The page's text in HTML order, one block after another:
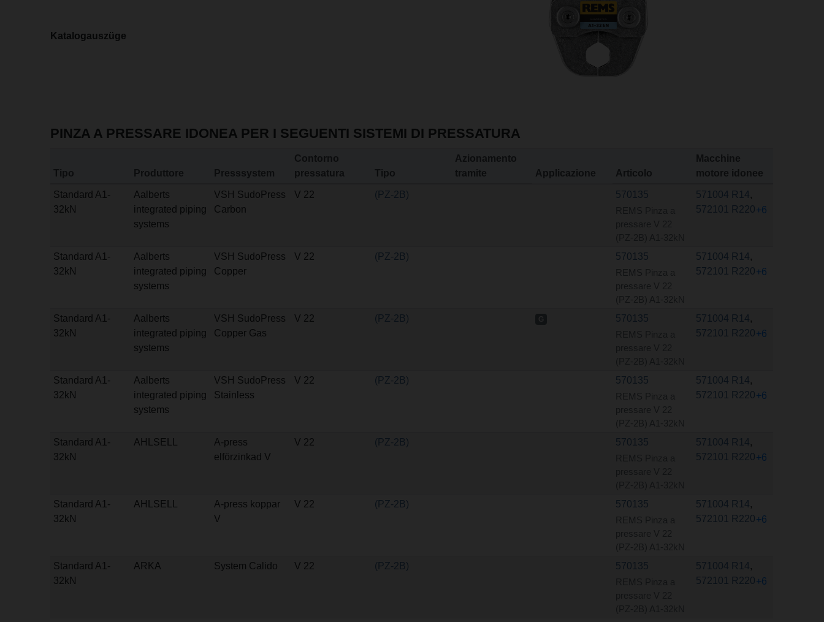
Katalogauszüge
PINZA A PRESSARE IDONEA PER I SEGUENTI SISTEMI DI PRESSATURA
Tipo Produttore Presssystem
Contorno
pressatura
Tipo
Azionamento
tramite
Applicazione Articolo
Macchine
motore idonee
Standard A1-
32kN
Aalberts
integrated piping
systems
VSH SudoPress
Carbon
V 22 (PZ-2B) 570135 571004 R14,
572101 R220+6
Standard A1-
32kN
Aalberts
integrated piping
systems
VSH SudoPress
Copper
V 22 (PZ-2B) 570135 571004 R14,
572101 R220+6
Standard A1-
32kN
Aalberts
integrated piping
systems
VSH SudoPress
Copper Gas
V 22 (PZ-2B) 570135 571004 R14,
572101 R220+6
Standard A1-
32kN
Aalberts
integrated piping
systems
VSH SudoPress
Stainless
V 22 (PZ-2B) 570135 571004 R14,
572101 R220+6
Standard A1-
32kN
AHLSELL
A-press
elförzinkad V
V 22 (PZ-2B) 570135 571004 R14,
572101 R220+6
Standard A1-
32kN
AHLSELL
A-press koppar
V
V 22 (PZ-2B) 570135 571004 R14,
572101 R220+6
Standard A1-
32kN
ARKA System Calido V 22 (PZ-2B) 570135 571004 R14,
572101 R220+6